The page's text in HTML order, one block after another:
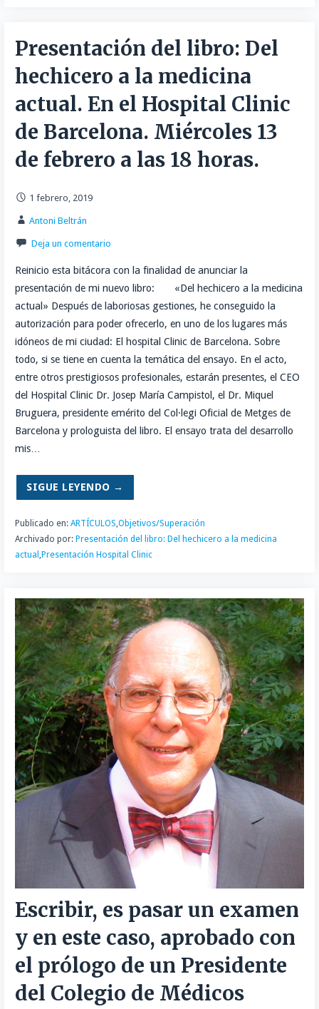
Presentación del libro: Del
hechicero a la medicina
actual. En el Hospital Clinic
de Barcelona. Miércoles 13
de febrero a las 18 horas.
1 febrero, 2019
Antoni Beltrán
Deja un comentario
Reinicio esta bitácora con la finalidad de anunciar la
presentación de mi nuevo libro: «Del hechicero a la medicina
actual» Después de laboriosas gestiones, he conseguido la
autorización para poder ofrecerlo, en uno de los lugares más
idóneos de mi ciudad: El hospital Clinic de Barcelona. Sobre
todo, si se tiene en cuenta la temática del ensayo. En el acto,
entre otros prestigiosos profesionales, estarán presentes, el CEO
del Hospital Clinic Dr. Josep María Campistol, el Dr. Miquel
Bruguera, presidente emérito del Col·legi Oficial de Metges de
Barcelona y prologuista del libro. El ensayo trata del desarrollo
mis…
SIGUE LEYENDO →
Publicado en: ARTÍCULOS Objetivos/Superación
Archivado por: Presentación del libro: Del hechicero a la medicina
actual Presentación Hospital Clinic
Escribir, es pasar un examen
y en este caso, aprobado con
el prólogo de un Presidente
del Colegio de Médicos